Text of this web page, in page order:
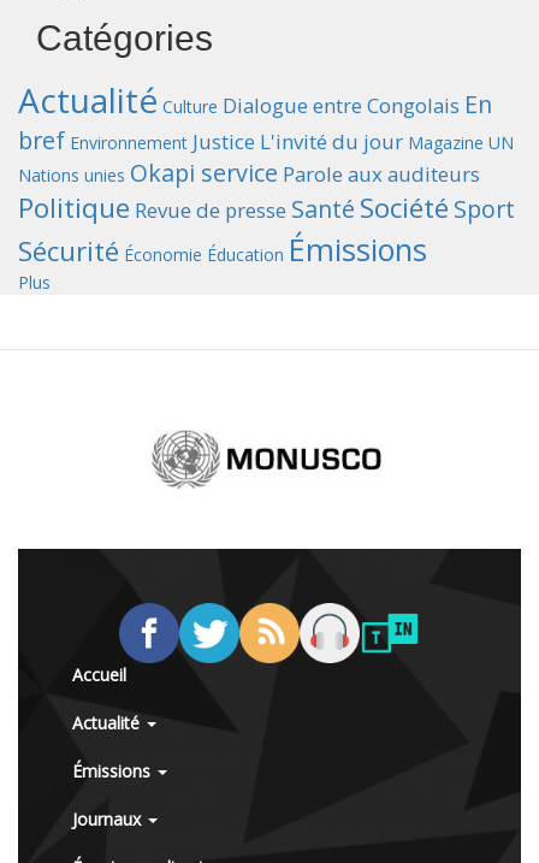
Catégories
Actualité Culture Dialogue entre Congolais En
bref Environnement Justice L'invité du jour Magazine UN
Nations unies Okapi service Parole aux auditeurs
Politique Revue de presse Santé Société Sport
Sécurité Économie Éducation Émissions
Plus
Accueil
Actualité
Émissions
Journaux